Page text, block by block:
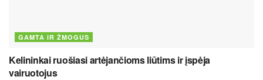
GAMTA IR ŽMOGUS
Kelininkai ruošiasi artėjančioms liūtims ir įspėja
vairuotojus